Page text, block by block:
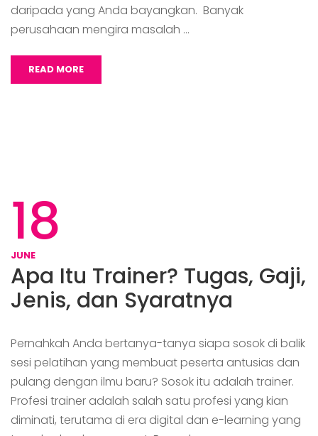
daripada yang Anda bayangkan. Banyak
perusahaan mengira masalah …
READ MORE
18
JUNE
Apa Itu Trainer? Tugas, Gaji,
Jenis, dan Syaratnya
Pernahkah Anda bertanya-tanya siapa sosok di balik
sesi pelatihan yang membuat peserta antusias dan
pulang dengan ilmu baru? Sosok itu adalah trainer.
Profesi trainer adalah salah satu profesi yang kian
diminati, terutama di era digital dan e-learning yang